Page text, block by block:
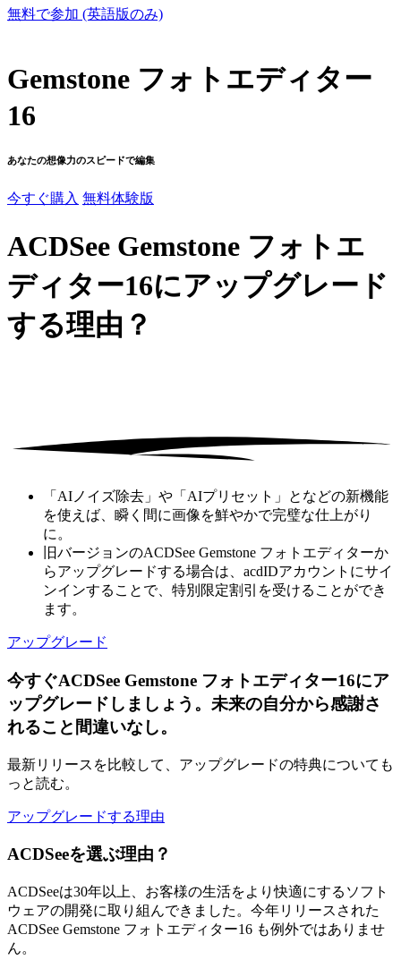
無料で参加 (英語版のみ)
Gemstone フォトエディター
16
あなたの想像力のスピードで編集
今すぐ購入 無料体験版
ACDSee Gemstone フォトエ
ディター16にアップグレード
する理由？
「AIノイズ除去」や「AIプリセット」となどの新機能
を使えば、瞬く間に画像を鮮やかで完璧な仕上がり
に。
旧バージョンのACDSee Gemstone フォトエディターか
らアップグレードする場合は、acdIDアカウントにサイ
ンインすることで、特別限定割引を受けることができ
ます。
アップグレード
今すぐACDSee Gemstone フォトエディター16にア
ップグレードしましょう。未来の自分から感謝さ
れること間違いなし。
最新リリースを比較して、アップグレードの特典についても
っと読む。
アップグレードする理由
ACDSeeを選ぶ理由？
ACDSeeは30年以上、お客様の生活をより快適にするソフト
ウェアの開発に取り組んできました。今年リリースされた
ACDSee Gemstone フォトエディター16 も例外ではありませ
ん。